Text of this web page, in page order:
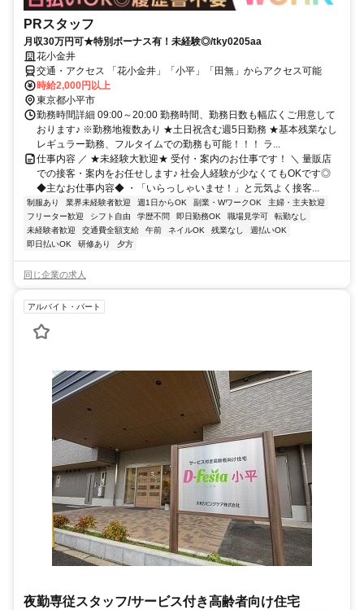
PRスタッフ
月収30万円可★特別ボーナス有！未経験◎/tky0205aa
花小金井
交通・アクセス 「花小金井」「小平」「田無」からアクセス可能
時給2,000円以上
東京都小平市
勤務時間詳細 09:00～20:00 勤務時間、勤務日数も幅広くご用意して
おります♪ ※勤務地複数あり ★土日祝含む週5日勤務 ★基本残業なし
レギュラー勤務、フルタイムでの勤務も可能！！！ ラ...
仕事内容 ／ ★未経験大歓迎★ 受付・案内のお仕事です！ ＼ 量販店
での接客・案内をお任せします♪ 社会人経験が少なくてもOKです◎
◆主なお仕事内容◆ ・「いらっしゃいませ！」と元気よく接客...
制服あり 業界未経験者歓迎 週1日からOK 副業・WワークOK
主婦・主夫歓迎
フリーター歓迎
シフト自由 学歴不問 即日勤務OK 職場見学可
転勤なし
未経験者歓迎
交通費全額支給 午前 ネイルOK 残業なし
週払いOK
即日払いOK
研修あり 夕方
同じ企業の求人
アルバイト・パート
夜勤専従スタッフ/サービス付き高齢者向け住宅